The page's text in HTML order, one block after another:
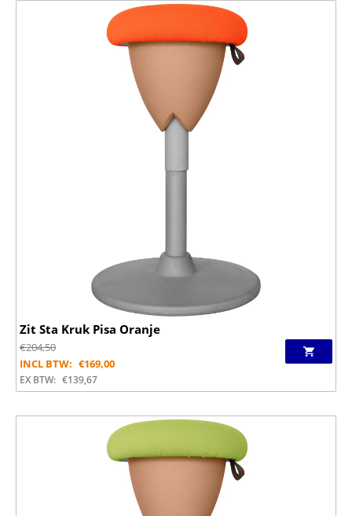
Zit Sta Kruk Pisa Oranje
€204,50
INCL BTW: €169,00
EX BTW: €139,67